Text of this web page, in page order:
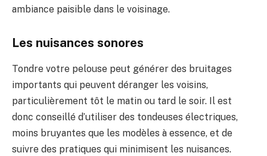
ambiance paisible dans le voisinage.
Les nuisances sonores
Tondre votre pelouse peut générer des bruitages
importants qui peuvent déranger les voisins,
particulièrement tôt le matin ou tard le soir. Il est
donc conseillé d’utiliser des tondeuses électriques,
moins bruyantes que les modèles à essence, et de
suivre des pratiques qui minimisent les nuisances.